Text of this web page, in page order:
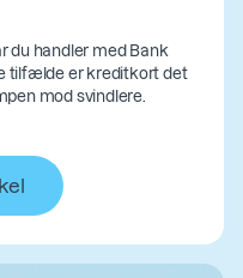
du handler med Bank
tilfælde er kreditkort det
mod svindlere.